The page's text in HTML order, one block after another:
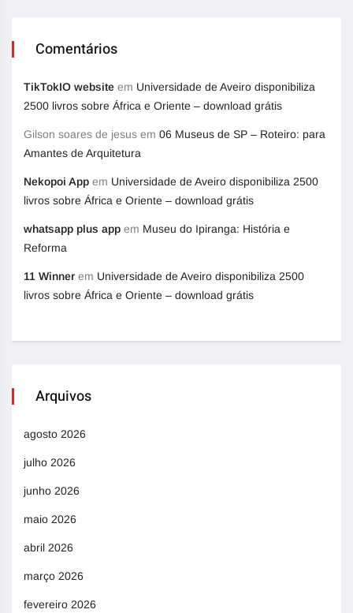
Comentários
TikTokIO website em Universidade de Aveiro disponibiliza
2500 livros sobre África e Oriente – download grátis
Gilson soares de jesus em 06 Museus de SP – Roteiro: para
Amantes de Arquitetura
Nekopoi App em Universidade de Aveiro disponibiliza 2500
livros sobre África e Oriente – download grátis
whatsapp plus app em Museu do Ipiranga: História e
Reforma
11 Winner em Universidade de Aveiro disponibiliza 2500
livros sobre África e Oriente – download grátis
Arquivos
agosto 2026
julho 2026
junho 2026
maio 2026
abril 2026
março 2026
fevereiro 2026